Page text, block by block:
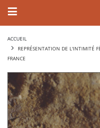
ACCUEIL
REPRÉSENTATION DE L'INTIMITÉ
FRANCE